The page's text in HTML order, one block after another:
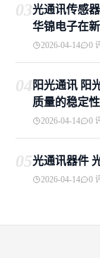
03光通讯传感
华锦电子在
2026-04-14 0
04 阳光通讯 阳
质量的稳定性
2026-04-14 0
05光通讯器件
2026-04-14 0